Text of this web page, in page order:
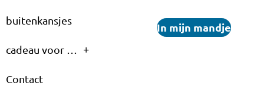
buitenkansjes
cadeau voor …
Contact
In mijn mandje